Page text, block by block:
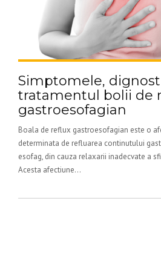
Simptomele,
tratamentul bolii de
gastroesofagian
Boala de reflux gastroesofagian este o
determinata de refluarea continutului
esofag, din cauza relaxarii inadecvate a
Acesta afectiune...